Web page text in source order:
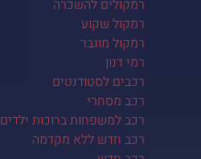
רמקולים להשכרה
רמקול שקוע
רמקול מוגבר
רמי דנון
רכבים לסטודנטים
רכב מסחרי
רכב למשפחות ברוכות ילדים
רכב חדש ללא מקדמה